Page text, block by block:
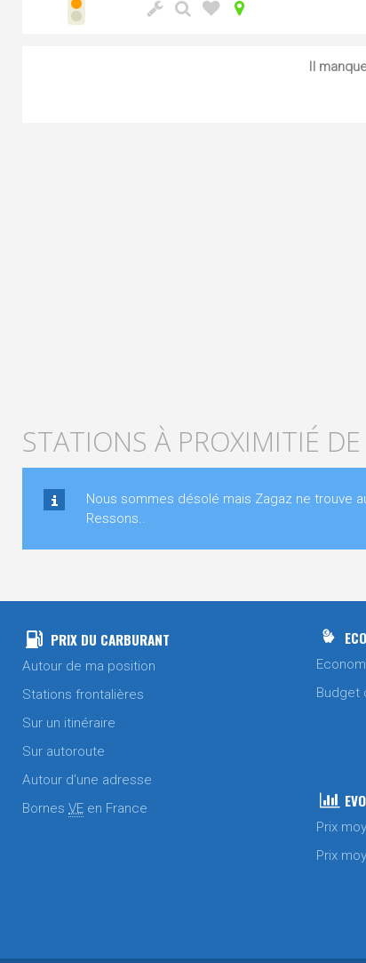
Il
STATIONS À PROXIMITIÉ
Nous sommes désolé mais Zagaz ne trouve
Ressons..
PRIX DU CARBURANT
Autour de ma position
Stations frontalières
Sur un itinéraire
Sur autoroute
Autour d'une adresse
Bornes VE en France
Budget
Prix
Prix